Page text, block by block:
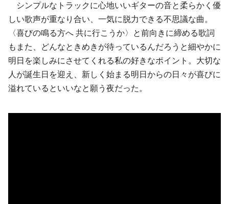
シンプルなトラックに心地いいギターの音と柔らかく優
しい歌声が重なり合い、一気に脱力できる不思議な曲。
〈喜びの鳴る方へ 共に行こうか〉と前向きに締める歌詞
もまた、どんなときめきが待っているんだろうと細やかに
明日を楽しみにさせてくれる私の好きなポイント。大切な
人が誕生日を迎え、新しく始まる明日からの日々が喜びに
溢れているといいなと願う夜だった。